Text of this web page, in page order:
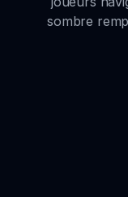
sombre